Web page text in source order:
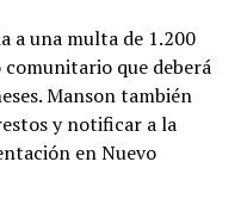
a una multa de 1.200
comunitario que deberá
Manson también
y notificar a la
en Nuevo